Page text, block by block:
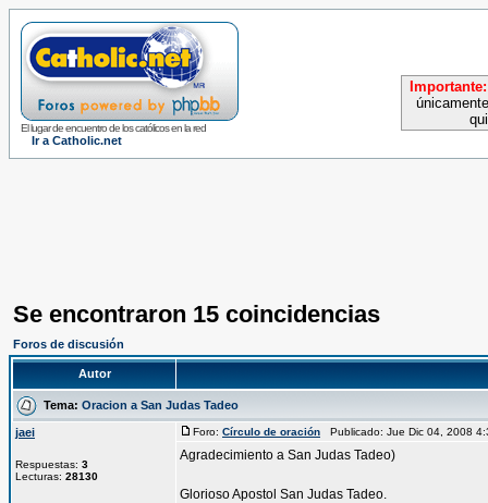
El lugar de encuentro de los católicos en la red
Ir a Catholic.net
Importante:
Se encontraron 15 coincidencias
Foros de discusión
Autor
Tema: Oracion a San Judas Tadeo
jaei
Respuestas: 3
Lecturas: 28130
Foro: Círculo de oración Publicado: Jue Dic 04, 2008
Agradecimiento a San Judas Tadeo)
Glorioso Apostol San Judas Tadeo.